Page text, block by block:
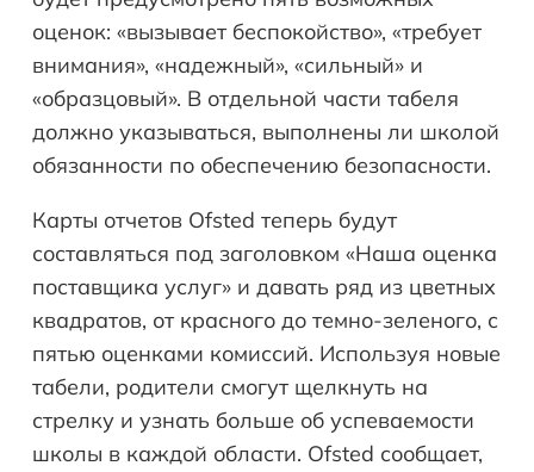
оценок: «вызывает беспокойство», «требует
внимания», «надежный», «сильный» и
«образцовый». В отдельной части табеля
должно указываться, выполнены ли школой
обязанности по обеспечению безопасности.
Карты отчетов Ofsted теперь будут
составляться под заголовком «Наша оценка
поставщика услуг» и давать ряд из цветных
квадратов, от красного до темно-зеленого, с
пятью оценками комиссий. Используя новые
табели, родители смогут щелкнуть на
стрелку и узнать больше об успеваемости
школы в каждой области. Ofsted сообщает,